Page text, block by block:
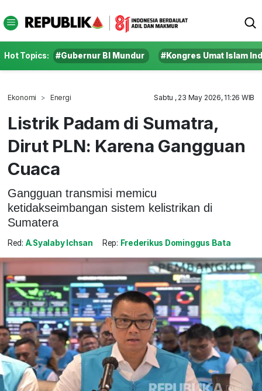
Hot Topics: #Gubernur BI Mundur #Kongres Umat Islam
Ekonomi Energi Sabtu , 23 May 2026, 11:26 WIB
Listrik Padam di Sumatra,
Dirut PLN: Karena Gangguan
Cuaca
Gangguan transmisi memicu
ketidakseimbangan sistem kelistrikan di
Sumatera
Red: A.Syalaby Ichsan Rep: Frederikus Dominggus Bata